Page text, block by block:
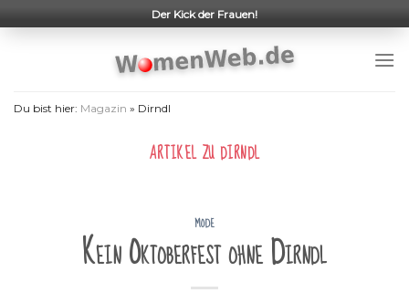
to
Der Kick der Frauen!
Du bist hier: Magazin » Dirndl
ARTIKEL ZUDIRNDL
MODE
Kein Oktoberfest ohne Dirndl